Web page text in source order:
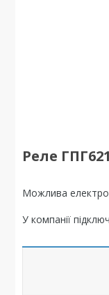
Реле
У компанії